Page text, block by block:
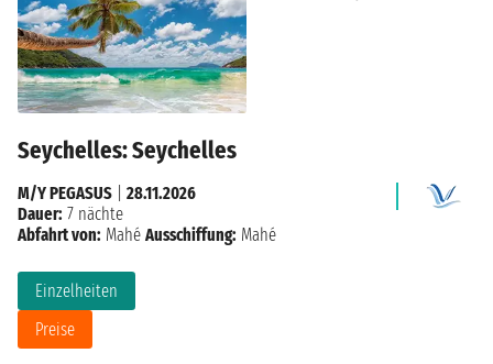
Seychelles: Seychelles
Einzelheiten
Preise
M/Y PEGASUS
28.11.2026
Dauer: 7 nächte
Abfahrt von: Mahé Ausschiffung: Mahé